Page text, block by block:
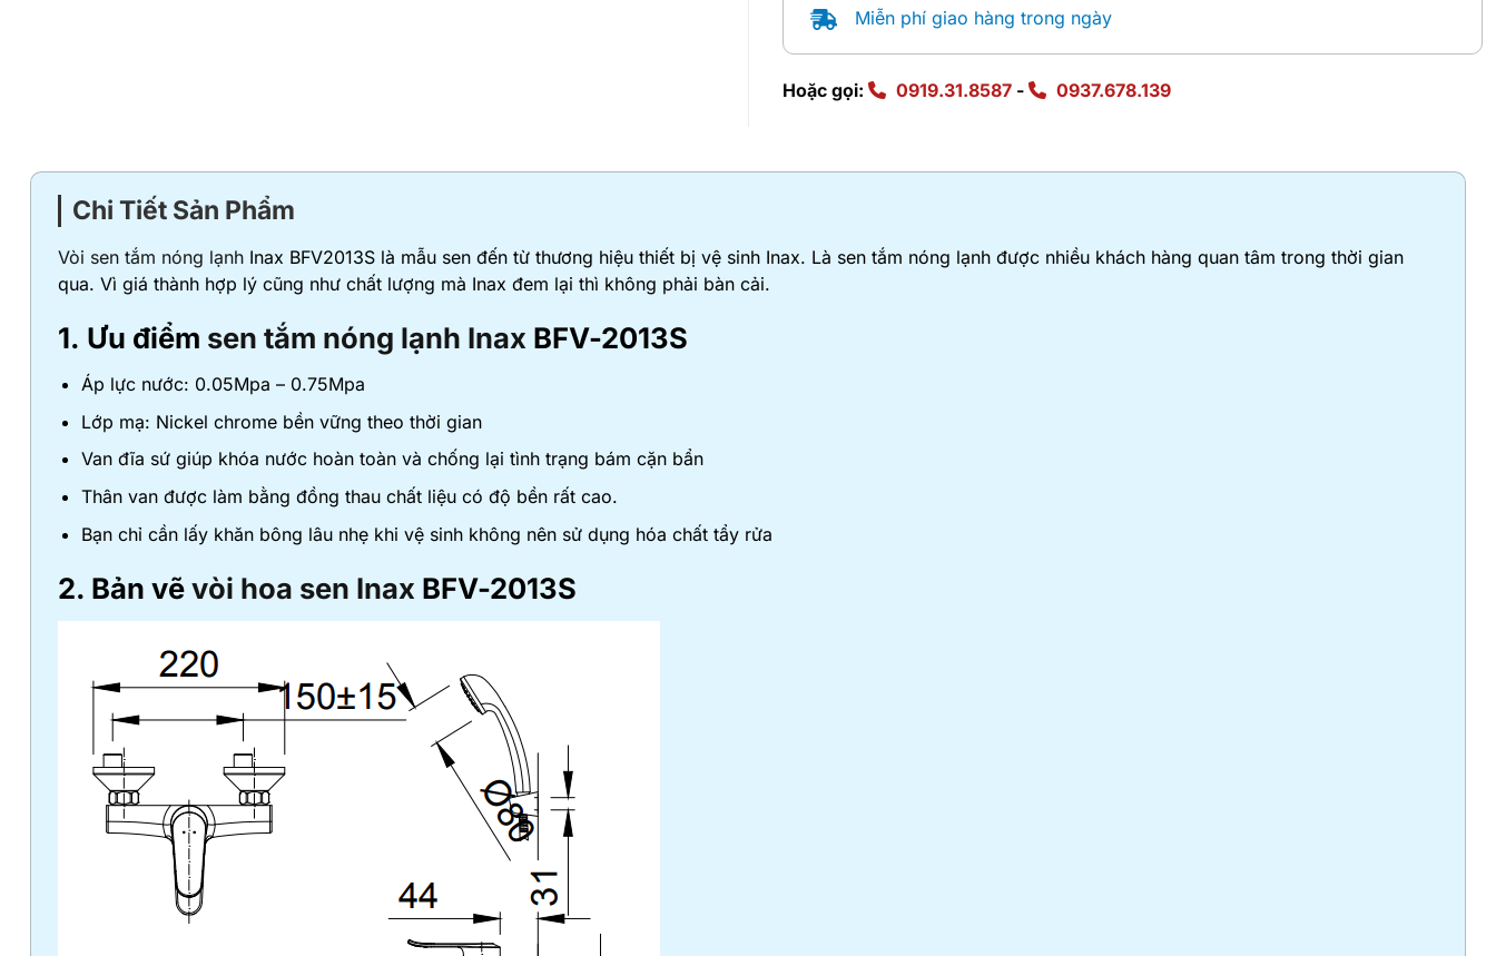
Miễn phí giao hàng trong ngày
Hoặc gọi: 0919.31.8587 - 0937.678.139
Chi Tiết Sản Phẩm
Vòi sen tắm nóng lạnh Inax BFV2013S là mẫu sen đến từ thương hiệu thiết bị vệ sinh Inax. Là sen tắm nóng lạnh được nhiều khách hàng quan tâm trong thời gian
qua. Vì giá thành hợp lý cũng như chất lượng mà Inax đem lại thì không phải bàn cải.
1. Ưu điểm sen tắm nóng lạnh Inax BFV-2013S
Áp lực nước: 0.05Mpa – 0.75Mpa
Lớp mạ: Nickel chrome bền vững theo thời gian
Van đĩa sứ giúp khóa nước hoàn toàn và chống lại tình trạng bám cặn bẩn
Thân van được làm bằng đồng thau chất liệu có độ bền rất cao.
Bạn chỉ cần lấy khăn bông lâu nhẹ khi vệ sinh không nên sử dụng hóa chất tẩy rửa
2. Bản vẽvòi hoa sen Inax BFV-2013S